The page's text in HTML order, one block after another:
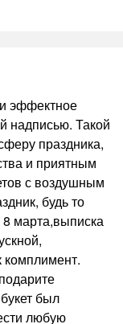
эффектное
надписью. Такой
праздника,
и приятным
с воздушным
будь то
марта,выписка
был
любую